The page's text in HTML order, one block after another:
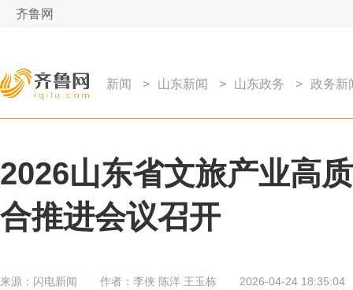
齐鲁网
新闻 > 山东新闻 > 山东政务 > 政务新
2026山东省文旅产业高
合推进会议召开
来源： 闪电新闻 作者： 李侠 陈洋 王玉栋 2026-04-24 18:35:04